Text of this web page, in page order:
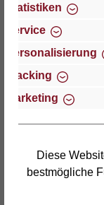
D-27432
Telefon:
E-Mail:
Statistiken
Service
Personalisierung
Tracking
Marketing
Diese
bestmögliche